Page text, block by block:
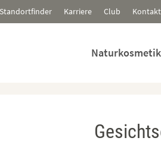
Standortfinder Karriere Club Kontakt
Naturkosmetik